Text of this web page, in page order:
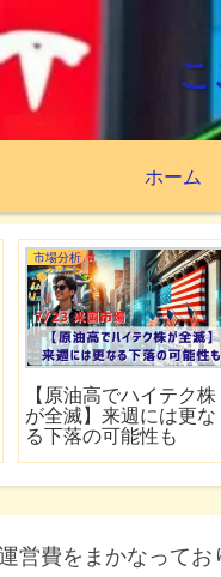
ホーム
算で
トフ
想
市場分析
【FRB高官が
化を歓迎】銀
の好決算でシ
営費をまかなって